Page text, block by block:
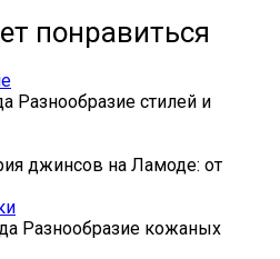
понравиться
стилей и
джинсов на Ламоде: от
Разнообразие кожаных